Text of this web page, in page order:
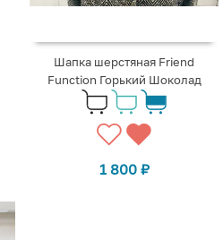
Шапка шерстяная Friend
Function Горький Шоколад
1 800 ₽